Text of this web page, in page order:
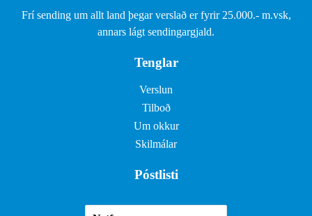
Frí sending um allt land þegar verslað er fyrir 25.000.- m.vsk,
annars lágt sendingargjald.
Tenglar
Verslun
Tilboð
Um okkur
Skilmálar
Póstlisti